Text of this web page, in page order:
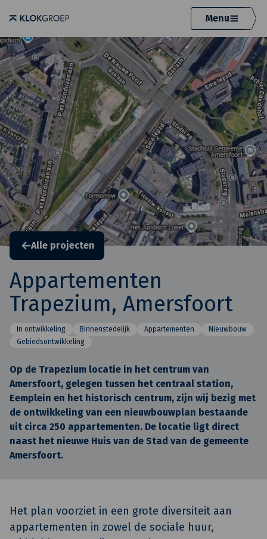
Menu
Alle projecten
Appartementen
Trapezium, Amersfoort
In ontwikkeling Binnenstedelijk Appartementen
Nieuwbouw
Gebiedsontwikkeling
Op de Trapezium locatie in het centrum van
Amersfoort, gelegen tussen het centraal station,
Eemplein en het historisch centrum, zijn wij bezig met
de ontwikkeling van een nieuwbouwplan bestaande
uit circa 250 appartementen. De locatie ligt direct
naast het nieuwe Huis van de Stad van de gemeente
Amersfoort.
Het plan voorziet in een grote diversiteit aan
appartementen in zowel de sociale huur,